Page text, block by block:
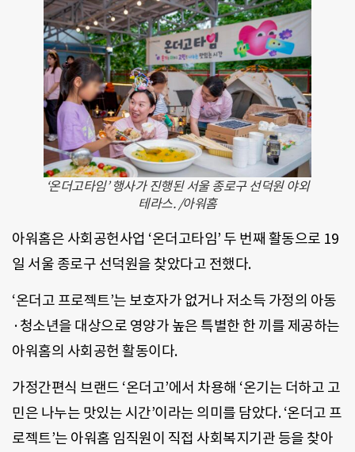
‘온더고타임’ 행사가 진행된 서울 종로구 선덕원 야외
테라스. /아워홈
아워홈은 사회공헌사업 ‘온더고타임’ 두 번째 활동으로 19
일 서울 종로구 선덕원을 찾았다고 전했다.
‘온더고 프로젝트’는 보호자가 없거나 저소득 가정의 아동
·청소년을 대상으로 영양가 높은 특별한 한 끼를 제공하는
아워홈의 사회공헌 활동이다.
가정간편식 브랜드 ‘온더고’에서 차용해 ‘온기는 더하고 고
민은 나누는 맛있는 시간’이라는 의미를 담았다. ‘온더고 프
로젝트’는 아워홈 임직원이 직접 사회복지기관 등을 찾아